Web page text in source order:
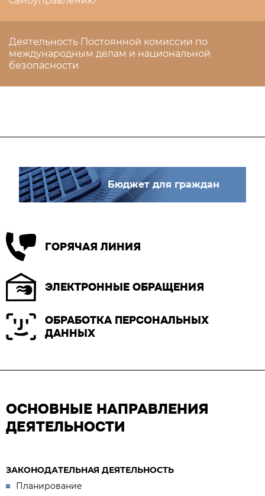
Деятельность Постоянной комиссии по
международным делам и национальной
безопасности
Бюджет для граждан
ГОРЯЧАЯ ЛИНИЯ
ЭЛЕКТРОННЫЕ ОБРАЩЕНИЯ
ОБРАБОТКА ПЕРСОНАЛЬНЫХ
ДАННЫХ
ОСНОВНЫЕ НАПРАВЛЕНИЯ
ДЕЯТЕЛЬНОСТИ
ЗАКОНОДАТЕЛЬНАЯ ДЕЯТЕЛЬНОСТЬ
Планирование